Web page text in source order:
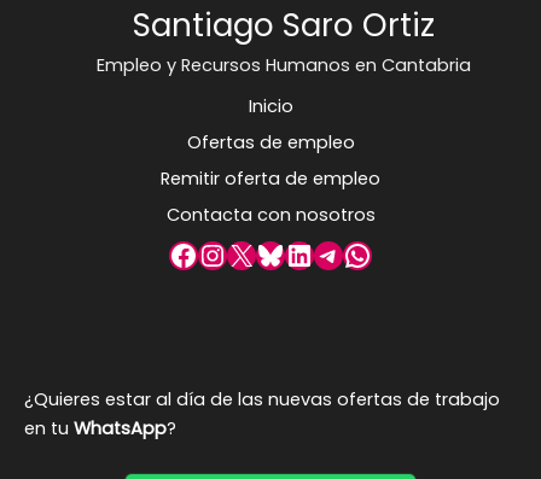
Santiago Saro Ortiz
Empleo y Recursos Humanos en Cantabria
Inicio
Ofertas de empleo
Remitir oferta de empleo
Contacta con nosotros
Facebook
Instagram
X Bluesky
LinkedIn
Telegram
WhatsApp
¿Quieres estar al día de las nuevas ofertas de trabajo
en tu WhatsApp?